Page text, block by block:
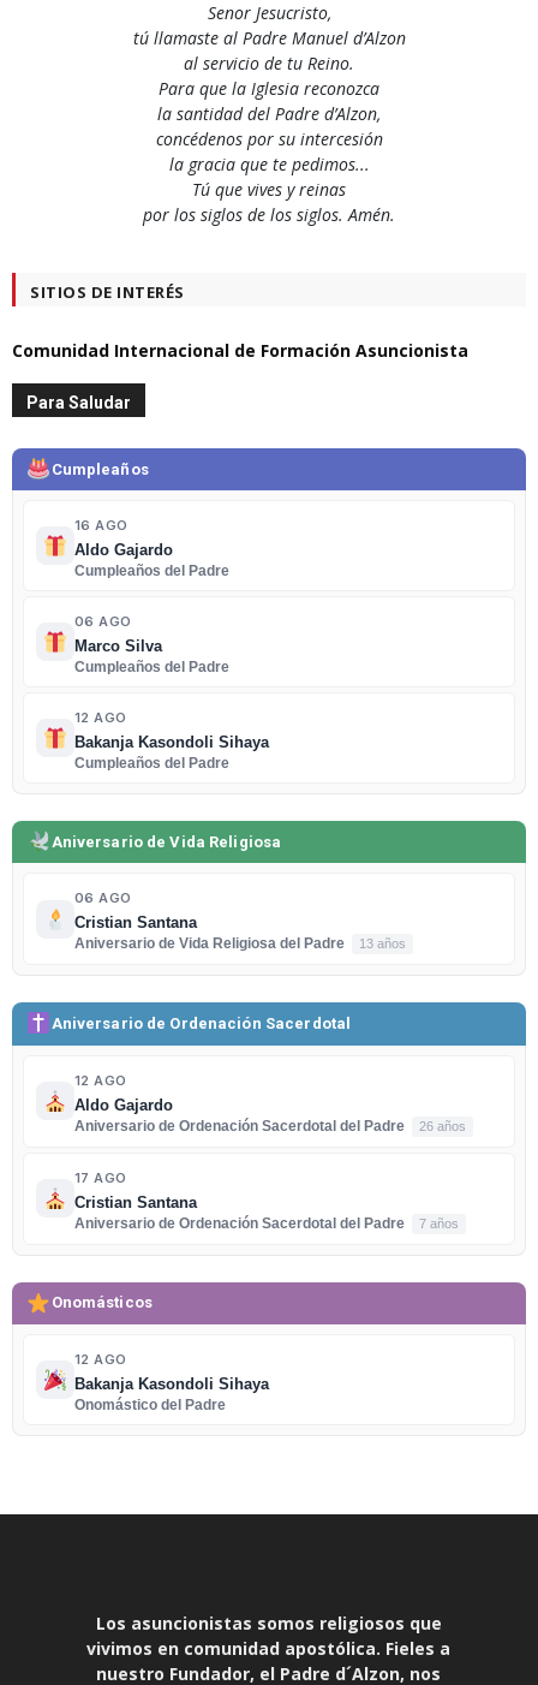
Senor Jesucristo,
tú llamaste al Padre Manuel d’Alzon
al servicio de tu Reino.
Para que la Iglesia reconozca
la santidad del Padre d’Alzon,
concédenos por su intercesión
la gracia que te pedimos...
Tú que vives y reinas
por los siglos de los siglos. Amén.
SITIOS DE INTERÉS
Comunidad Internacional de Formación Asuncionista
Para Saludar
Cumpleaños
16 AGO
Aldo Gajardo
Cumpleaños del Padre
06 AGO
Marco Silva
Cumpleaños del Padre
12 AGO
Bakanja Kasondoli Sihaya
Cumpleaños del Padre
Aniversario de Vida Religiosa
06 AGO
Cristian Santana
Aniversario de Vida Religiosa del Padre
13 años
Aniversario de Ordenación Sacerdotal
12 AGO
Aldo Gajardo
Aniversario de Ordenación Sacerdotal del Padre
26 años
17 AGO
Cristian Santana
Aniversario de Ordenación Sacerdotal del Padre
7 años
Onomásticos
12 AGO
Bakanja Kasondoli Sihaya
Onomástico del Padre
Los asuncionistas somos religiosos que
vivimos en comunidad apostólica. Fieles a
nuestro Fundador, el Padre d´Alzon, nos